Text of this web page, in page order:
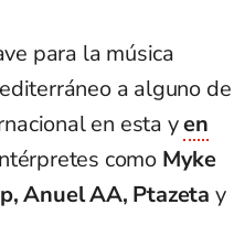
para la música
a alguno de
en esta yen
como Myke
Anuel AA, Ptazeta y